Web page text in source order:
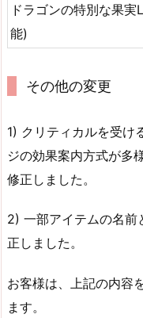
ドラゴンの特別な果実
能)
その他の変更
1) クリティカルを受け
ジの効果案内方式が多
修正しました。
2) 一部アイテムの名前
正しました。
お客様は、上記の内容
ます。